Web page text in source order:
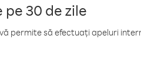
30 de zile
permite să efectuați apeluri